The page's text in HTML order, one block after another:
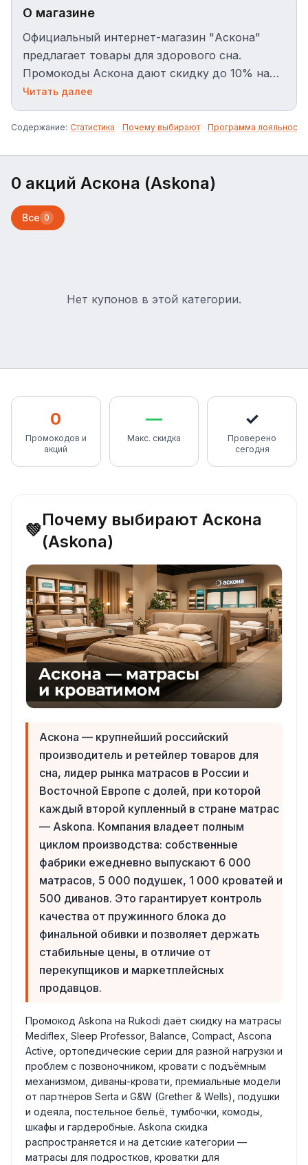
О магазине
Официальный интернет-магазин "Аскона"
предлагает товары для здорового сна.
Промокоды Аскона дают скидку до 10% на
матрасы, кровати и мебель.
Читать далее
Содержание: Статистика · Почему выбирают · Программа лояльности
0 акций Аскона (Askona)
Все 0
Нет купонов в этой категории.
0
Промокодов и
акций
—
Макс. скидка
✓
Проверено
сегодня
💚
Почему выбирают Аскона
(Askona)
Аскона — крупнейший российский
производитель и ретейлер товаров для
сна, лидер рынка матрасов в России и
Восточной Европе с долей, при которой
каждый второй купленный в стране матрас
— Askona. Компания владеет полным
циклом производства: собственные
фабрики ежедневно выпускают 6 000
матрасов, 5 000 подушек, 1 000 кроватей и
500 диванов. Это гарантирует контроль
качества от пружинного блока до
финальной обивки и позволяет держать
стабильные цены, в отличие от
перекупщиков и маркетплейсных
продавцов.
Промокод Askona на Rukodi даёт скидку на матрасы
Mediflex, Sleep Professor, Balance, Compact, Ascona
Active, ортопедические серии для разной нагрузки и
проблем с позвоночником, кровати с подъёмным
механизмом, диваны-кровати, премиальные модели
от партнёров Serta и G&W (Grether & Wells), подушки
и одеяла, постельное бельё, тумбочки, комоды,
шкафы и гардеробные. Askona скидка
распространяется и на детские категории —
матрасы для подростков, кроватки для